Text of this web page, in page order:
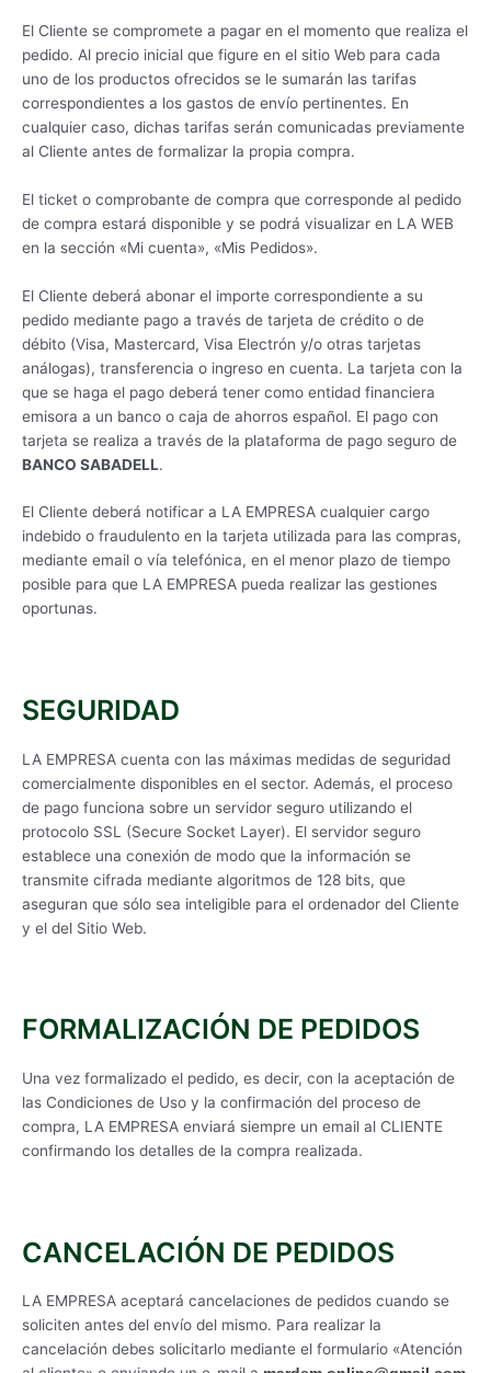
El Cliente se compromete a pagar en el momento que realiza el
pedido. Al precio inicial que figure en el sitio Web para cada
uno de los productos ofrecidos se le sumarán las tarifas
correspondientes a los gastos de envío pertinentes. En
cualquier caso, dichas tarifas serán comunicadas previamente
al Cliente antes de formalizar la propia compra.
El ticket o comprobante de compra que corresponde al pedido
de compra estará disponible y se podrá visualizar en LA WEB
en la sección «Mi cuenta», «Mis Pedidos».
El Cliente deberá abonar el importe correspondiente a su
pedido mediante pago a través de tarjeta de crédito o de
débito (Visa, Mastercard, Visa Electrón y/o otras tarjetas
análogas), transferencia o ingreso en cuenta. La tarjeta con la
que se haga el pago deberá tener como entidad financiera
emisora a un banco o caja de ahorros español. El pago con
tarjeta se realiza a través de la plataforma de pago seguro de
BANCO SABADELL.
El Cliente deberá notificar a LA EMPRESA cualquier cargo
indebido o fraudulento en la tarjeta utilizada para las compras,
mediante email o vía telefónica, en el menor plazo de tiempo
posible para que LA EMPRESA pueda realizar las gestiones
oportunas.
SEGURIDAD
LA EMPRESA cuenta con las máximas medidas de seguridad
comercialmente disponibles en el sector. Además, el proceso
de pago funciona sobre un servidor seguro utilizando el
protocolo SSL (Secure Socket Layer). El servidor seguro
establece una conexión de modo que la información se
transmite cifrada mediante algoritmos de 128 bits, que
aseguran que sólo sea inteligible para el ordenador del Cliente
y el del Sitio Web.
FORMALIZACIÓN DE PEDIDOS
Una vez formalizado el pedido, es decir, con la aceptación de
las Condiciones de Uso y la confirmación del proceso de
compra, LA EMPRESA enviará siempre un email al CLIENTE
confirmando los detalles de la compra realizada.
CANCELACIÓN DE PEDIDOS
LA EMPRESA aceptará cancelaciones de pedidos cuando se
soliciten antes del envío del mismo. Para realizar la
cancelación debes solicitarlo mediante el formulario «Atención